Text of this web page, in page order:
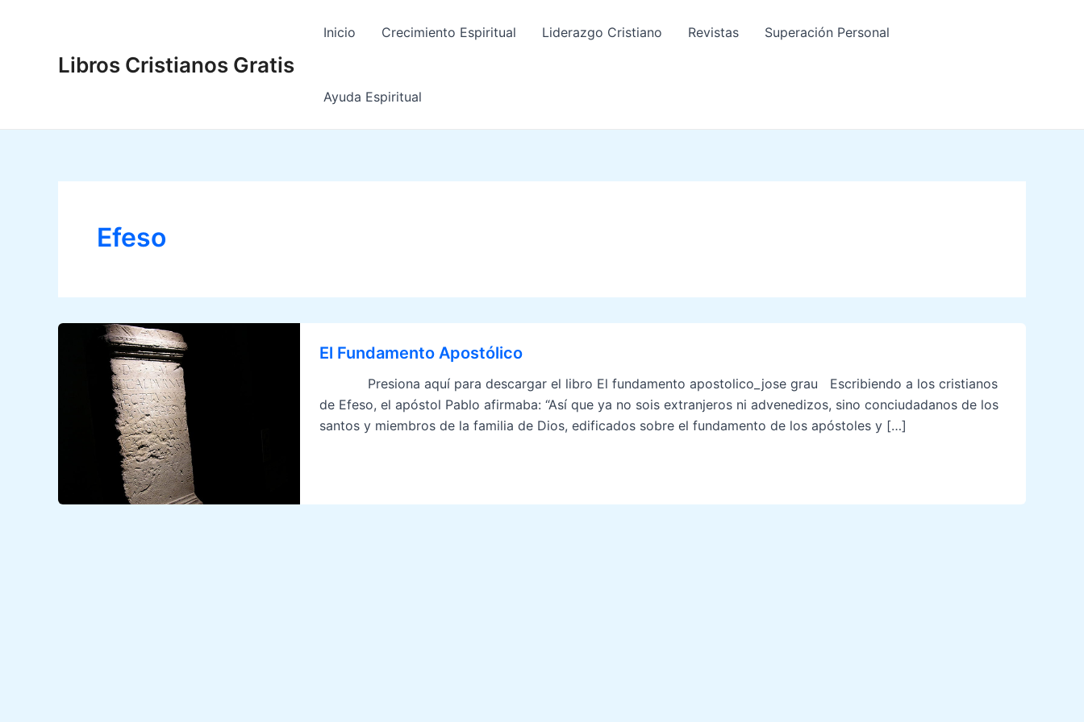
Libros Cristianos Gratis
Inicio Crecimiento Espiritual Liderazgo Cristiano Revistas Superación Personal
Ayuda Espiritual
Efeso
El Fundamento Apostólico
Presiona aquí para descargar el libro El fundamento apostolico_jose grau Escribiendo a los cristianos
de Efeso, el apóstol Pablo afirmaba: “Así que ya no sois extranjeros ni advenedizos, sino conciudadanos de los
santos y miembros de la familia de Dios, edificados sobre el fundamento de los apóstoles y […]